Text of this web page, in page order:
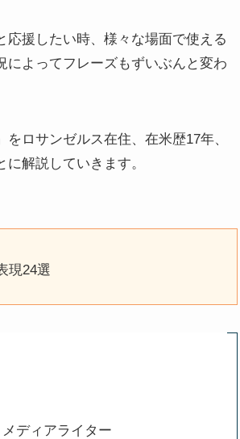
援したい時、様々な場面で使える
よってフレーズもずいぶんと変わ
ロサンゼルス在住、在米歴17年、
解説していきます。
現24選
ディアライター